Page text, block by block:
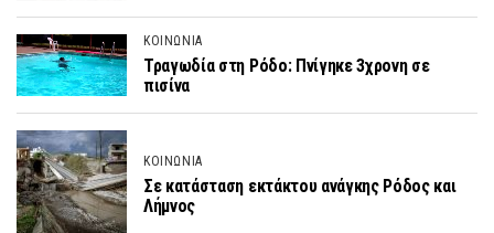
ΚΟΙΝΩΝΙΑ
Τραγωδία στη Ρόδο: Πνίγηκε 3χρονη σε
πισίνα
ΚΟΙΝΩΝΙΑ
Σε κατάσταση εκτάκτου ανάγκης Ρόδος και
Λήμνος